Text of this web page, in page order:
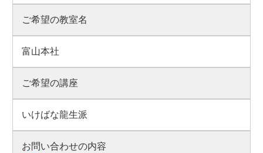
ご希望の教室名
富山本社
ご希望の講座
いけばな龍生派
お問い合わせの内容